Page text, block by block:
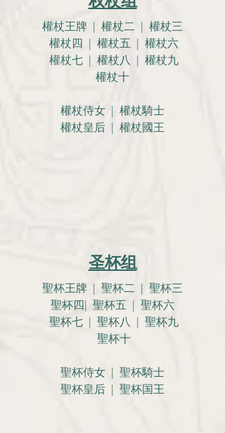
權杖王牌 | 權杖二 | 權杖三
權杖四 | 權杖五 | 權杖六
權杖七 | 權杖八 | 權杖九
權杖十
權杖侍女 | 權杖騎士
權杖皇后 | 權杖國王
圣杯组
聖杯王牌 | 聖杯二 | 聖杯三
聖杯四| 聖杯五 | 聖杯六
聖杯七 | 聖杯八 | 聖杯九
聖杯十
聖杯侍女 | 聖杯騎士
聖杯皇后 | 聖杯国王